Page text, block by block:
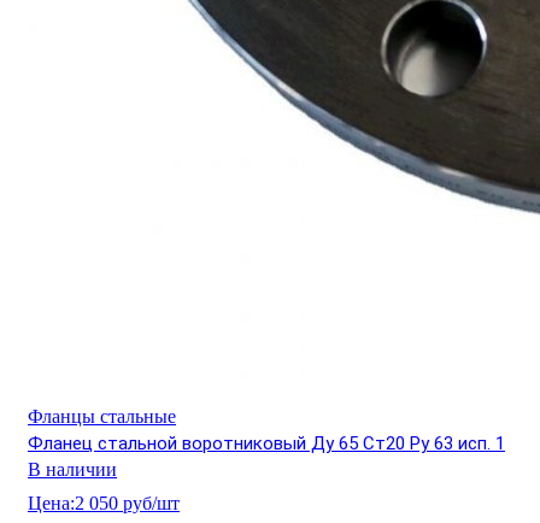
Фланцы стальные
Фланец стальной воротниковый Ду 65 Ст20 Ру 63 исп. 1
В наличии
Цена:2 050 руб/шт